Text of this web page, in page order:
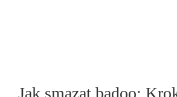
Jak smazat badoo: